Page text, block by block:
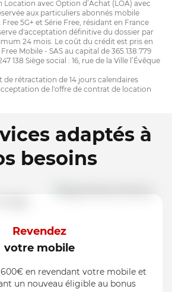
avec Option d’Achat (LOA) avec
aux particuliers abonnés mobile
5G+ et Série Free, résidant en France
d'acceptation définitive du dossier par
24 mois. Le coût du crédit est pris en
Mobile - SAS au capital de 365.138.779
138 Siège social : 16, rue de la Ville l’Évêque
de rétractation de 14 jours calendaires
de l'offre de contrat de location
adaptés à
besoins
Revendez
votre mobile
600€ en revendant votre mobile et
un nouveau éligible au bonus